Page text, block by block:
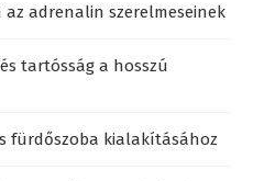
adrenalin szerelmeseinek
tartósság a hosszú
fürdőszoba kialakításához